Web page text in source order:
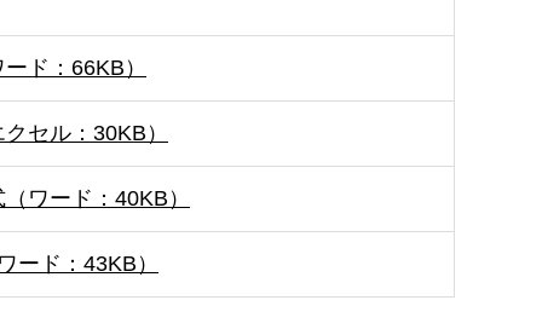
ド：66KB）
セル：30KB）
ワード：40KB）
ード：43KB）